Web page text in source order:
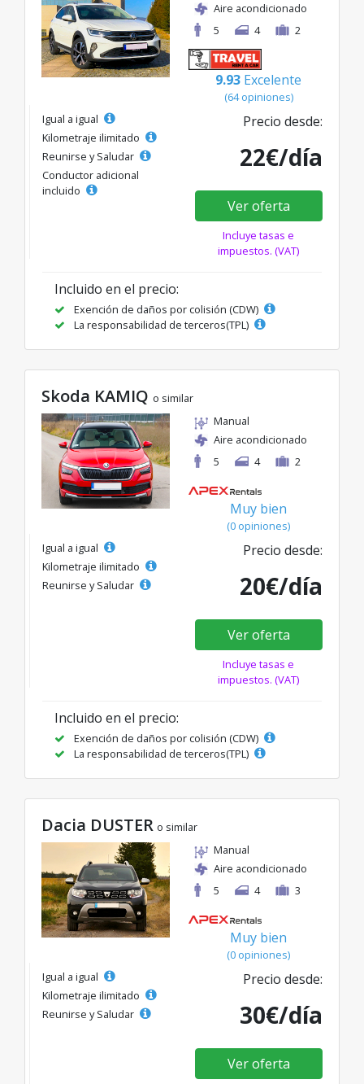
Aire acondicionado
5
4 2
9.93 Excelente
(64 opiniones)
Igual a igual
Kilometraje ilimitado
Reunirse y Saludar
Conductor adicional
incluido
Precio desde:
22€/día
Ver oferta
Incluye tasas e
impuestos. (VAT)
Incluido en el precio:
Exención de daños por colisión (CDW)
La responsabilidad de terceros(TPL)
Skoda KAMIQ o similar
Manual
Aire acondicionado
5
4 2
Muy bien
(0 opiniones)
Igual a igual
Kilometraje ilimitado
Reunirse y Saludar
Precio desde:
20€/día
Ver oferta
Incluye tasas e
impuestos. (VAT)
Incluido en el precio:
Exención de daños por colisión (CDW)
La responsabilidad de terceros(TPL)
Dacia DUSTER o similar
Manual
Aire acondicionado
5
4 3
Muy bien
(0 opiniones)
Igual a igual
Kilometraje ilimitado
Reunirse y Saludar
Precio desde:
30€/día
Ver oferta